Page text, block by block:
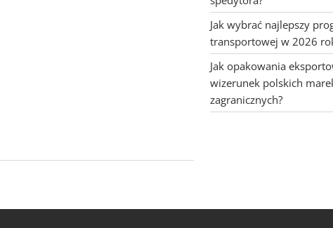
Jak wybrać najlepszy
transportowej w 2026
Jak opakowania
wizerunek polskich
zagranicznych?